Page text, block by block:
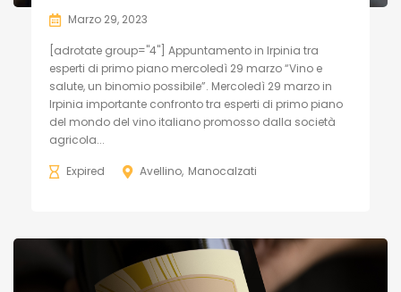
Marzo 29, 2023
[adrotate group="4"] Appuntamento in Irpinia tra
esperti di primo piano mercoledì 29 marzo “Vino e
salute, un binomio possibile”. Mercoledì 29 marzo in
Irpinia importante confronto tra esperti di primo piano
del mondo del vino italiano promosso dalla società
agricola...
Expired Avellino Manocalzati